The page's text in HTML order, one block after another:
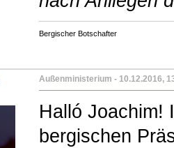
Bergischer Botschafter
Außenministerium - 10.12.2016,
Halló Joachim!
bergischen